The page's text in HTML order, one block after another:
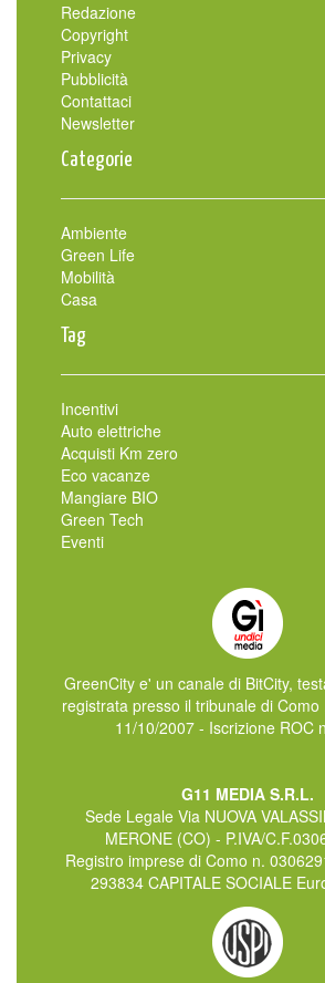
Redazione
Copyright
Privacy
Pubblicità
Contattaci
Newsletter
Categorie
Ambiente
Green Life
Mobilità
Casa
Tag
Incentivi
Auto elettriche
Acquisti Km zero
Eco vacanze
Mangiare BIO
Green Tech
Eventi
GreenCity e' un canale di BitCity,
registrata presso il tribunale di
11/10/2007 - Iscrizione ROC
G11 MEDIA S.R.L.
Sede Legale Via NUOVA
MERONE (CO) - P.IVA/
Registro imprese di Como n.
293834 CAPITALE SOCIALE